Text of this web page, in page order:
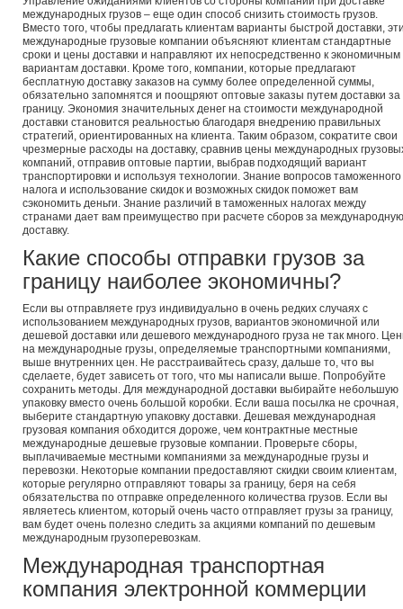
международных грузов – еще один способ снизить стоимость грузов.
Вместо того, чтобы предлагать клиентам варианты быстрой доставки,
международные грузовые компании объясняют клиентам стандартные
сроки и цены доставки и направляют их непосредственно к экономичным
вариантам доставки. Кроме того, компании, которые предлагают
бесплатную доставку заказов на сумму более определенной суммы,
обязательно запомнятся и поощряют оптовые заказы путем доставки за
границу. Экономия значительных денег на стоимости международной
доставки становится реальностью благодаря внедрению правильных
стратегий, ориентированных на клиента. Таким образом, сократите свои
чрезмерные расходы на доставку, сравнив цены международных
компаний, отправив оптовые партии, выбрав подходящий вариант
транспортировки и используя технологии. Знание вопросов таможенного
налога и использование скидок и возможных скидок поможет вам
сэкономить деньги. Знание различий в таможенных налогах между
странами дает вам преимущество при расчете сборов за международную
доставку.
Какие способы отправки грузов за
границу наиболее экономичны?
Если вы отправляете груз индивидуально в очень редких случаях с
использованием международных грузов, вариантов экономичной или
дешевой доставки или дешевого международного груза не так много.
на международные грузы, определяемые транспортными компаниями,
выше внутренних цен. Не расстраивайтесь сразу, дальше то, что вы
сделаете, будет зависеть от того, что мы написали выше. Попробуйте
сохранить методы. Для международной доставки выбирайте небольшую
упаковку вместо очень большой коробки. Если ваша посылка не срочная,
выберите стандартную упаковку доставки. Дешевая международная
грузовая компания обходится дороже, чем контрактные местные
международные дешевые грузовые компании. Проверьте сборы,
выплачиваемые местными компаниями за международные грузы и
перевозки. Некоторые компании предоставляют скидки своим клиентам,
которые регулярно отправляют товары за границу, беря на себя
обязательства по отправке определенного количества грузов. Если вы
являетесь клиентом, который очень часто отправляет грузы за границу,
вам будет очень полезно следить за акциями компаний по дешевым
международным грузоперевозкам.
Международная транспортная
компания электронной коммерции